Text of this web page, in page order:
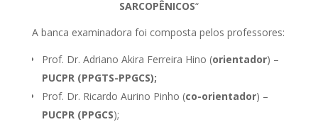
SARCOPÊNICOS“
A banca examinadora foi composta pelos professores:
Prof. Dr. Adriano Akira Ferreira Hino (orientador) –
PUCPR (PPGTS-PPGCS);
Prof. Dr. Ricardo Aurino Pinho (co-orientador) –
PUCPR (PPGCS);